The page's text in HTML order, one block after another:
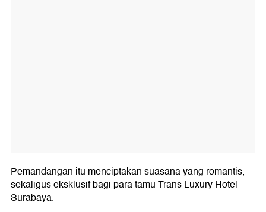
Pemandangan itu menciptakan suasana yang romantis,
sekaligus eksklusif bagi para tamu Trans Luxury Hotel
Surabaya.